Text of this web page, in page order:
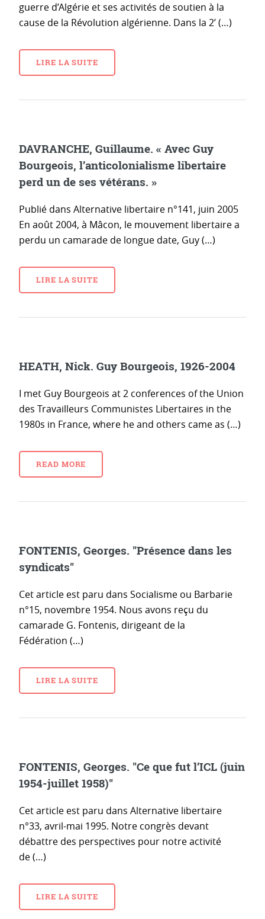
guerre d’Algérie et ses activités de soutien à la
cause de la Révolution algérienne. Dans la 2’ (…)
LIRE LA SUITE
DAVRANCHE, Guillaume. « Avec Guy
Bourgeois, l’anticolonialisme libertaire
perd un de ses vétérans. »
Publié dans Alternative libertaire n°141, juin 2005
En août 2004, à Mâcon, le mouvement libertaire a
perdu un camarade de longue date, Guy (…)
LIRE LA SUITE
HEATH, Nick. Guy Bourgeois, 1926-2004
I met Guy Bourgeois at 2 conferences of the Union
des Travailleurs Communistes Libertaires in the
1980s in France, where he and others came as (…)
READ MORE
FONTENIS, Georges. "Présence dans les
syndicats"
Cet article est paru dans Socialisme ou Barbarie
n°15, novembre 1954. Nous avons reçu du
camarade G. Fontenis, dirigeant de la
Fédération (…)
LIRE LA SUITE
FONTENIS, Georges. "Ce que fut l’ICL (juin
1954-juillet 1958)"
Cet article est paru dans Alternative libertaire
n°33, avril-mai 1995. Notre congrès devant
débattre des perspectives pour notre activité
de (…)
LIRE LA SUITE